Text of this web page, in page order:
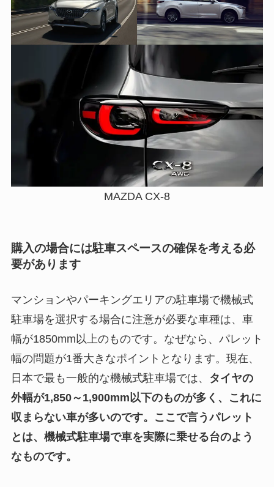
MAZDA CX-8
購入の場合には駐車スペースの確保を考える必
要があります
マンションやパーキングエリアの駐車場で機械式
駐車場を選択する場合に注意が必要な車種は、車
幅が1850mm以上のものです。なぜなら、パレット
幅の問題が1番大きなポイントとなります。現在、
日本で最も一般的な機械式駐車場では、
タイヤの
外幅が1,850～1,900mm以下のものが多く、これに
収まらない車が多いのです。ここで言うパレット
とは、機械式駐車場で車を実際に乗せる台のよう
なものです。